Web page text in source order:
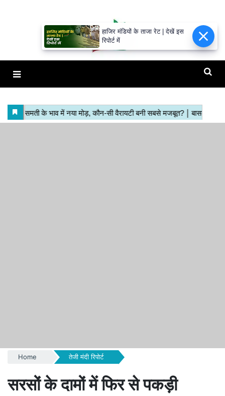
Home तेजी मंदी रिपोर्ट
सरसों के दामों में फिर से पकड़ी
हाजिर मंडियों के ताजा रेट | देखें इस
रिपोर्ट में